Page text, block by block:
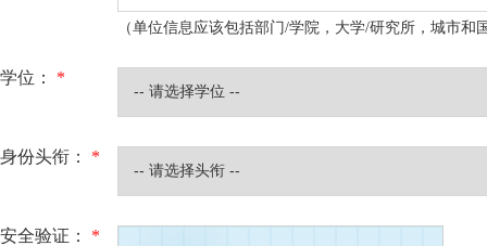
（单位信息应该包括部门/学院，大学/研究所，城市和
学位： *
身份头衔： *
安全验证： *